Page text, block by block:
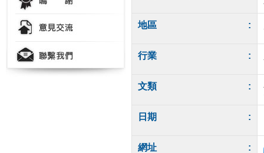
地區 :
行業 :
文類 :
日期 :
網址 :